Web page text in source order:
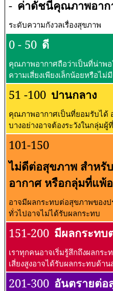
- ค่าดัชนีคุณภาพอาก
ระดับความกังวลเรื่องสุขภาพ
0 - 50 ดี
คุณภาพอากาศถือว่าเป็นที่น่าพ
ความเสี่ยงเพียงเล็กน้อยหรือไม่มี
51 -100 ปานกลาง
คุณภาพอากาศเป็นที่ยอมรับได้
บางอย่างอาจต้องระวังในกลุ่ม
101-150
ไม่ดีต่อสุขภาพ สำหรั
อากาศ หรือกลุ่มที่แพ้
อาจมีผลกระทบต่อสุขภาพของ
ทั่วไปอาจไม่ได้รับผลกระทบ
151-200 มีผลกระทบ
เราทุกคนอาจเริ่มรู้สึกถึงผลกร
เสี่ยงสูงอาจได้รับผลกระทบด้า
201-300 อันตรายต่อ